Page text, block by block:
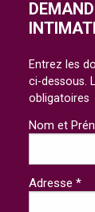
Entrez les
ci-dessous.
obligatoires
Nom et
Adresse *